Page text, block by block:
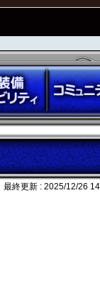
最終更新 : 2025/12/26